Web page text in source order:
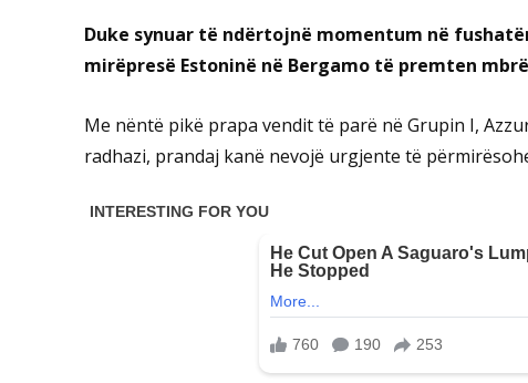
Duke synuar të ndërtojnë momentum në
mirëpresë Estoninë në Bergamo të premten
Me nëntë pikë prapa vendit të parë në Grupin I,
radhazi, prandaj kanë nevojë urgjente të